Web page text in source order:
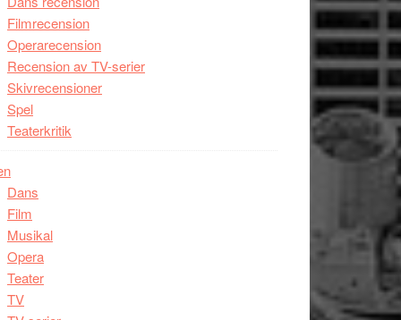
Filmrecension
Operarecension
Recension av TV-serier
Skivrecensioner
Spel
Teaterkritik
Dans
Film
Musikal
Opera
Teater
TV